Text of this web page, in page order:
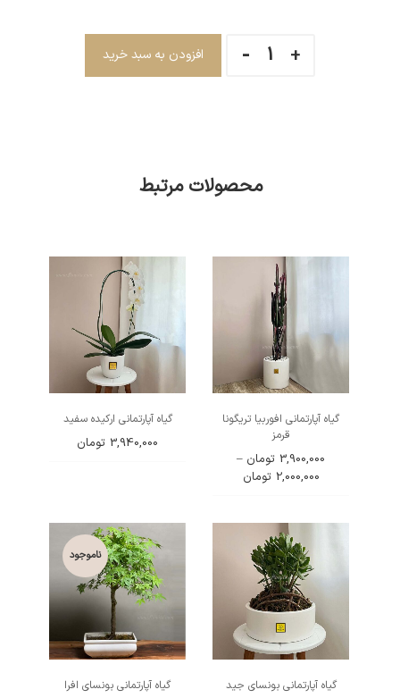
افزودن به سبد خرید
محصولات مرتبط
گیاه آپارتمانی ارکیده سفید
3,940,000 تومان
گیاه آپارتمانی افوربیا تریگونا
قرمز
3,900,000 تومان –
2,000,000 تومان
گیاه آپارتمانی بونسای افرا
ناموجود
گیاه آپارتمانی بونسای جید